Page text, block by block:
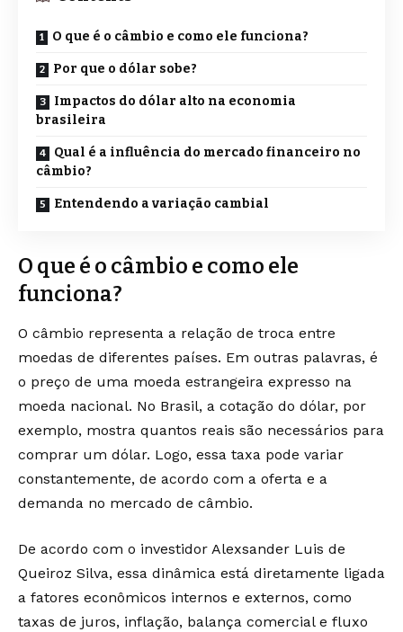
O que é o câmbio e como ele funciona?
Por que o dólar sobe?
Impactos do dólar alto na economia
brasileira
Qual é a influência do mercado financeiro no
câmbio?
Entendendo a variação cambial
O que é o câmbio e como ele
funciona?
O câmbio representa a relação de troca entre
moedas de diferentes países. Em outras palavras, é
o preço de uma moeda estrangeira expresso na
moeda nacional. No Brasil, a cotação do dólar, por
exemplo, mostra quantos reais são necessários para
comprar um dólar. Logo, essa taxa pode variar
constantemente, de acordo com a oferta e a
demanda no mercado de câmbio.
De acordo com o investidor Alexsander Luis de
Queiroz Silva, essa dinâmica está diretamente ligada
a fatores econômicos internos e externos, como
taxas de juros, inflação, balança comercial e fluxo